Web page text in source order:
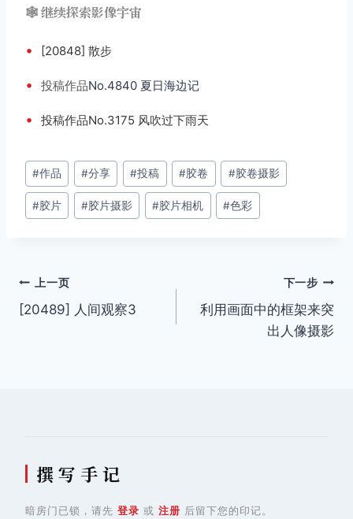
🕸️ 继续探索影像宇宙
• [20848] 散步
• 投稿作品No.4840 夏日海边记
• 投稿作品No.3175 风吹过下雨天
文
章
标
#作品 #分享 #投稿 #胶卷 #胶卷摄影
#胶片 #胶片摄影 #胶片相机 #色彩
文
章
上一页
[20489] 人间观察3
下一步
利用画面中的框架来突
出人像摄影
撰 写 手 记
暗房门已锁，请先 登录 或 注册 后留下您的印记。